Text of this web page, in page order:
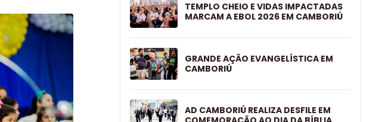
TEMPLO CHEIO E VIDAS IMPACTADAS
MARCAM A EBOL 2026 EM CAMBORIÚ
GRANDE AÇÃO EVANGELÍSTICA EM
CAMBORIÚ
AD CAMBORIÚ REALIZA DESFILE EM